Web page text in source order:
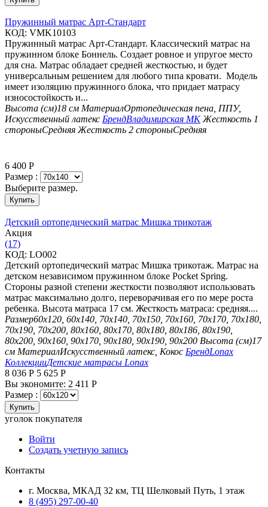
Пружинный матрас Арт-Стандарт
КОД: VMK10103
Пружинный матрас Арт-Стандарт. Классический матрас на
пружинном блоке Боннель. Создает ровное и упругое место
для сна. Матрас обладает средней жесткостью, и будет
универсальным решением для любого типа кровати. Модель
имеет изоляцию пружинного блока, что придает матрасу
износостойкость и...
Высота (см)18 см МатериалОртопедическая пена, ППУ,
Искусственный латекс БрендВладимирская МК Жесткость 1
стороныСредняя Жесткость 2 стороныСредняя
6 400 Р
Размер :
Выберите размер.
Купить
Детский ортопедический матрас Мишка трикотаж
Aкция
(17)
КОД: LO002
Детский ортопедический матрас Мишка трикотаж. Матрас на
детском независимом пружинном блоке Pocket Spring.
Стороны разной степени жесткости позволяют использовать
матрас максимально долго, переворачивая его по мере роста
ребенка. Высота матраса 17 см. Жесткость матраса: средняя....
Размер60х120, 60х140, 70х140, 70х150, 70х160, 70х170, 70х180,
70х190, 70х200, 80х160, 80х170, 80х180, 80х186, 80х190,
80х200, 90х160, 90х170, 90х180, 90х190, 90х200 Высота (см)17
см МатериалИскусственный латекс, Кокос БрендLonax
КоллекцииДетские матрасы Lonax
8 036 Р 5 625 Р
Вы экономите: 2 411 Р
Размер :
Купить
уголок покупателя
Войти
Создать учетную запись
Контакты
г. Москва, МКАД 32 км, ТЦ Шелковый Путь, 1 этаж
8 (495) 297-00-40